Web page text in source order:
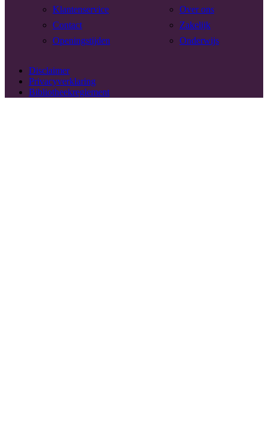
Klantenservice
Contact
Openingstijden
Over ons
Zakelijk
Onderwijs
Disclaimer
Privacyverklaring
Bibliotheekreglement